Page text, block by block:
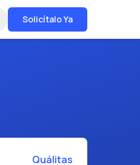
Solicítalo Ya
Quálitas